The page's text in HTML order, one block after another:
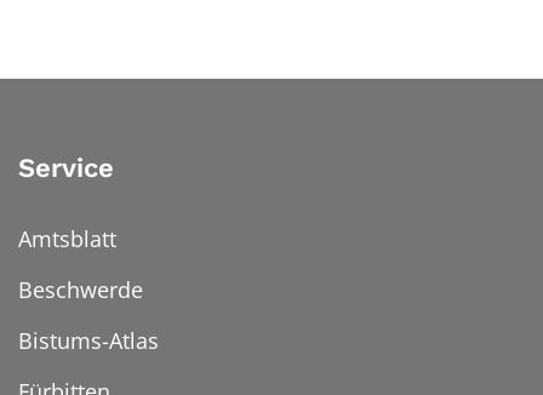
Service
Amtsblatt
Beschwerde
Bistums-Atlas